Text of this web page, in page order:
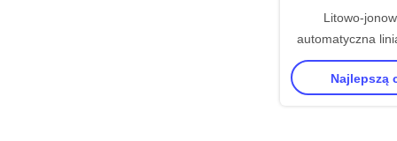
Litowo-
automatyczna
baterie
do spawania
Najlepszą